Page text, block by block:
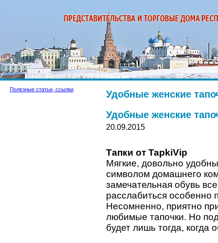
Полезные статьи, ссылки
Удобные женские
Удобные женские
20.09.2015
Тапки от TapkiVip
Мягкие, довольно
символом домашнего
замечательная обувь
расслабиться особенно
Несомненно, приятно
любимые тапочки. Но
будет лишь тогда, когда